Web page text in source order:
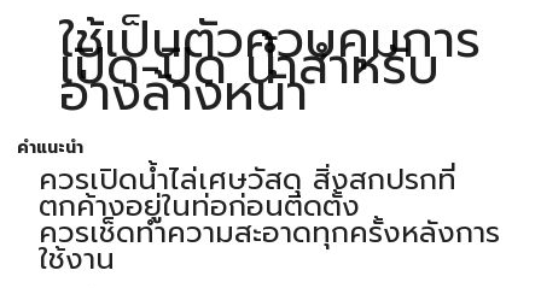
ใช้เป็นตัวควบคุมการ
เปิด-ปิด น้ำสำหรับ
อ่างล้างหน้า
คำแนะนำ
ควรเปิดน้ำไล่เศษวัสดุ สิ่งสกปรกที่
ตกค้างอยู่ในท่อก่อนติดตั้ง
ควรเช็ดทำความสะอาดทุกครั้งหลังการ
ใช้งาน